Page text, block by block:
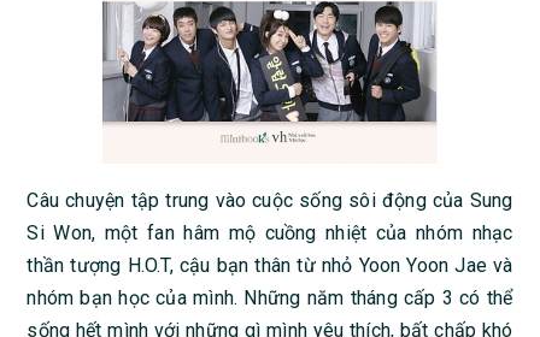
Câu chuyện tập trung vào cuộc sống sôi động của Sung
Si Won, một fan hâm mộ cuồng nhiệt của nhóm nhạc
thần tượng H.O.T, cậu bạn thân từ nhỏ Yoon Yoon Jae và
nhóm bạn học của mình. Những năm tháng cấp 3 có thể
sống hết mình với những gì mình yêu thích, bất chấp khó